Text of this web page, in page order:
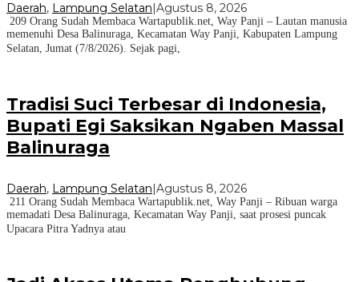
Daerah, Lampung Selatan Agustus 8, 2026
209 Orang Sudah Membaca Wartapublik.net, Way Panji – Lautan manusia
memenuhi Desa Balinuraga, Kecamatan Way Panji, Kabupaten Lampung
Selatan, Jumat (7/8/2026). Sejak pagi,
Tradisi Suci Terbesar di Indonesia,
Bupati Egi Saksikan Ngaben Massal
Balinuraga
Daerah, Lampung Selatan|Agustus 8, 2026
211 Orang Sudah Membaca Wartapublik.net, Way Panji – Ribuan warga
memadati Desa Balinuraga, Kecamatan Way Panji, saat prosesi puncak
Upacara Pitra Yadnya atau